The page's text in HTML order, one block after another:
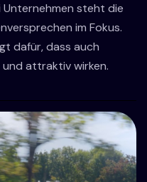
Unternehmen steht die
im Fokus.
dafür, dass auch
attraktiv wirken.